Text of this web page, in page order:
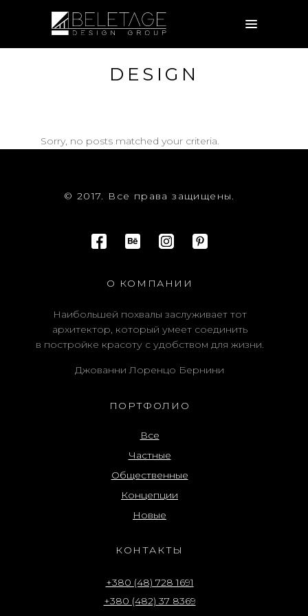
DESIGN
Sorry, no posts matched your criteria.
© 2017. Все права защищены.
О КОМПАНИИ
Наибольшей похвалы заслуживает тот
архитектор, который умеет соединить
в постройке красоту с удобством для жизни.
Джованни Лоренцо Бернини
ПОРТФОЛИО
Все
Частные
Общественные
Концепции
Новые
КОНТАКТЫ
+380 (48) 728 1691
+380 (482) 37 8369